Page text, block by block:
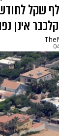
ב-50 אלף